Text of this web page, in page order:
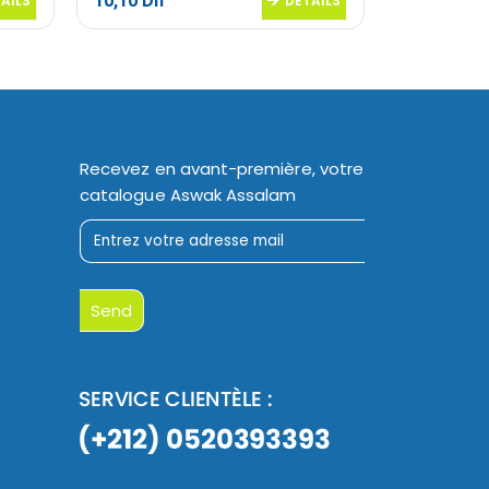
Recevez en avant-première, votre
catalogue Aswak Assalam